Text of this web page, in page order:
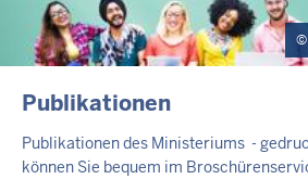
Publikationen
Publikationen des Ministeriums -
können Sie bequem im